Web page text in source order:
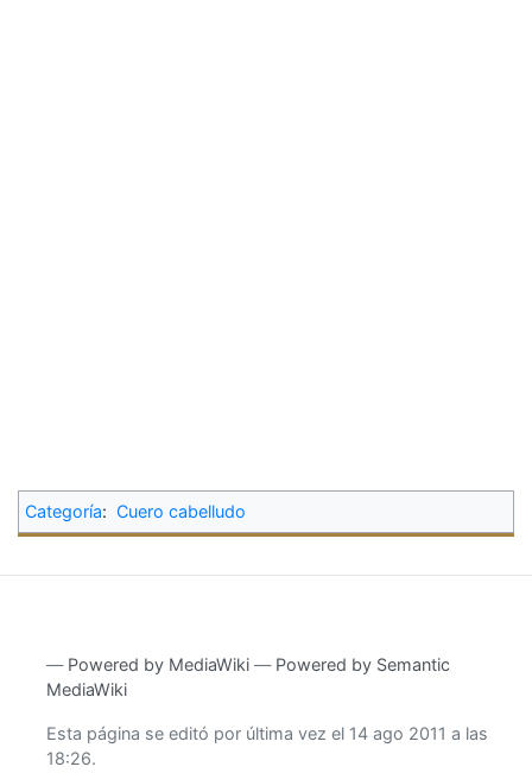
Categoría: Cuero cabelludo
― Powered by MediaWiki ― Powered by Semantic
MediaWiki
Esta página se editó por última vez el 14 ago 2011 a las
18:26.